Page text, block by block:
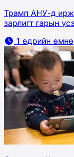
Трамп АНУ-д ирж
зарлигт гарын
1 өдрийн өмнө